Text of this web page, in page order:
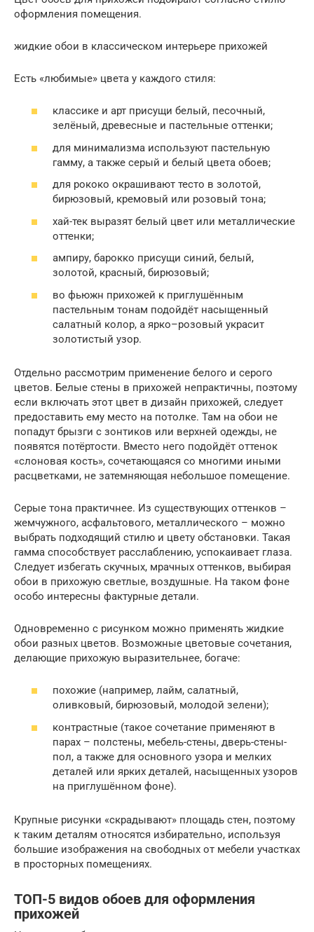
оформления помещения.
жидкие обои в классическом интерьере прихожей
Есть «любимые» цвета у каждого стиля:
классике и арт присущи белый, песочный,
зелёный, древесные и пастельные оттенки;
для минимализма используют пастельную
гамму, а также серый и белый цвета обоев;
для рококо окрашивают тесто в золотой,
бирюзовый, кремовый или розовый тона;
хай-тек выразят белый цвет или металлические
оттенки;
ампиру, барокко присущи синий, белый,
золотой, красный, бирюзовый;
во фьюжн прихожей к приглушённым
пастельным тонам подойдёт насыщенный
салатный колор, а ярко–розовый украсит
золотистый узор.
Отдельно рассмотрим применение белого и серого
цветов. Белые стены в прихожей непрактичны, поэтому
если включать этот цвет в дизайн прихожей, следует
предоставить ему место на потолке. Там на обои не
попадут брызги с зонтиков или верхней одежды, не
появятся потёртости. Вместо него подойдёт оттенок
«слоновая кость», сочетающаяся со многими иными
расцветками, не затемняющая небольшое помещение.
Серые тона практичнее. Из существующих оттенков –
жемчужного, асфальтового, металлического – можно
выбрать подходящий стилю и цвету обстановки. Такая
гамма способствует расслаблению, успокаивает глаза.
Следует избегать скучных, мрачных оттенков, выбирая
обои в прихожую светлые, воздушные. На таком фоне
особо интересны фактурные детали.
Одновременно с рисунком можно применять жидкие
обои разных цветов. Возможные цветовые сочетания,
делающие прихожую выразительнее, богаче:
похожие (например, лайм, салатный,
оливковый, бирюзовый, молодой зелени);
контрастные (такое сочетание применяют в
парах – полстены, мебель-стены, дверь-стены-
пол, а также для основного узора и мелких
деталей или ярких деталей, насыщенных узоров
на приглушённом фоне).
Крупные рисунки «скрадывают» площадь стен, поэтому
к таким деталям относятся избирательно, используя
большие изображения на свободных от мебели участках
в просторных помещениях.
ТОП-5 видов обоев для оформления
прихожей